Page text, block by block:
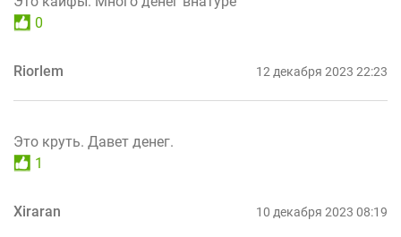
0
Riorlem 12 декабря 2023 22:23
Это круть. Давет денег.
1
Xiraran 10 декабря 2023 08:19